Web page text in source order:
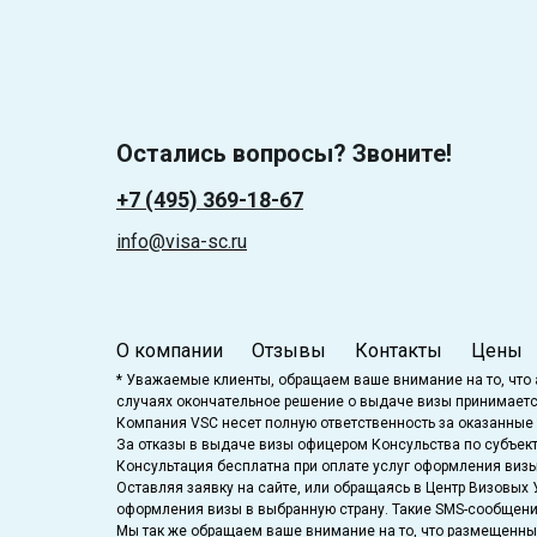
Остались вопросы? Звоните!
+7 (495) 369-18-67
info@visa-sc.ru
О компании Отзывы Контакты Цены
* Уважаемые клиенты, обращаем ваше внимание на то, что
случаях окончательное решение о выдаче визы
Компания VSC несет полную ответственность за
За отказы в выдаче визы офицером Консульства по
Консультация бесплатна при оплате услуг оформления
Оставляя заявку на сайте, или обращаясь в Центр
оформления визы в выбранную страну. Такие SMS-
Мы так же обращаем ваше внимание на то, что